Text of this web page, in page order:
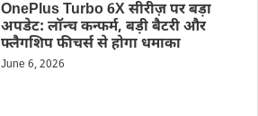
OnePlus Turbo 6X सीरीज़ पर बड़ा
अपडेट: लॉन्च कन्फर्म, बड़ी बैटरी और
फ्लैगशिप फीचर्स से होगा धमाका
June 6, 2026